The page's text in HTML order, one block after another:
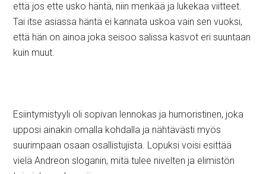
että jos ette usko häntä, niin menkää ja lukekaa viitteet.
Tai itse asiassa häntä ei kannata uskoa vain sen vuoksi,
että hän on ainoa joka seisoo salissa kasvot eri suuntaan
kuin muut.
Esiintymistyyli oli sopivan lennokas ja humoristinen, joka
upposi ainakin omalla kohdalla ja nähtävästi myös
suurimpaan osaan osallistujista. Lopuksi voisi esittää
vielä Andreon sloganin, mitä tulee nivelten ja elimistön